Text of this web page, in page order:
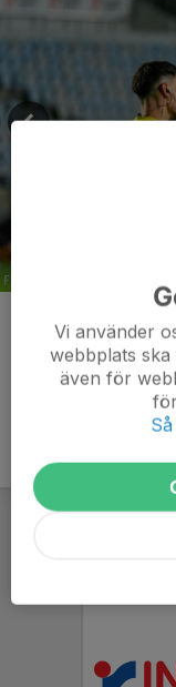
Kommentarer
Vi använder
webbplats
även för